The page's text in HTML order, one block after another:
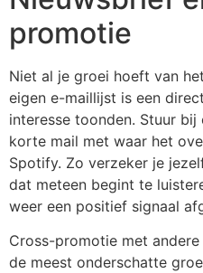
promotie
Niet al je groei hoeft van
eigen e-maillijst is een
interesse toonden. Stuur
korte mail met waar het
Spotify. Zo verzeker je
dat meteen begint te
weer een positief signaal
Cross-promotie met
de meest onderschatte